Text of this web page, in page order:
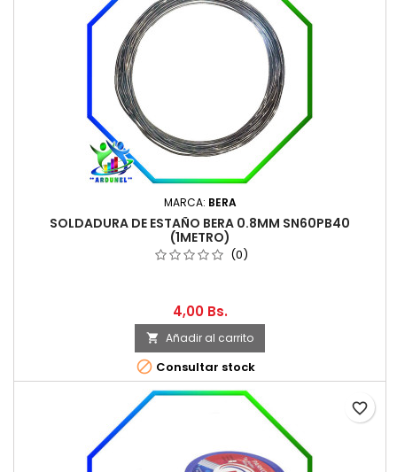
MARCA: BERA
SOLDADURA DE ESTAÑO BERA 0.8MM SN60PB40
(1METRO)
(0)
4,00 Bs.
 Añadir al carrito
 Consultar stock
favorite_border